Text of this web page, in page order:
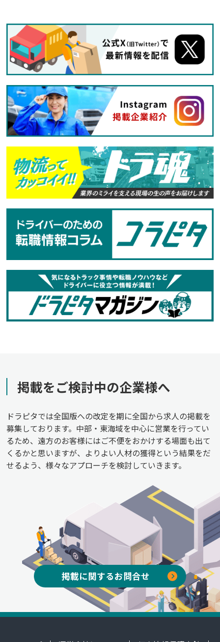
掲載をご検討中の企業様へ
ドラピタでは全国版への改定を期に全国から求人の掲載を
募集しております。中部・東海域を中心に営業を行ってい
るため、遠方のお客様にはご不便をおかけする場面も出て
くるかと思いますが、よりよい人材の獲得という結果をだ
せるよう、様々なアプローチを検討していきます。
掲載に関するお問合せ